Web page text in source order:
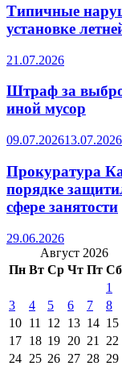
Типичные
установке
21.07.2026
Штраф за
иной мусор
09.07.202613.07.2026
Прокуратура
порядке
сфере занятости
29.06.2026
Август 2026
Пн Вт Ср Чт Пт Сб
1
3
4 5 6 7 8
10 11 12 13 14 15
17 18 19 20 21 22
24 25 26 27 28 29